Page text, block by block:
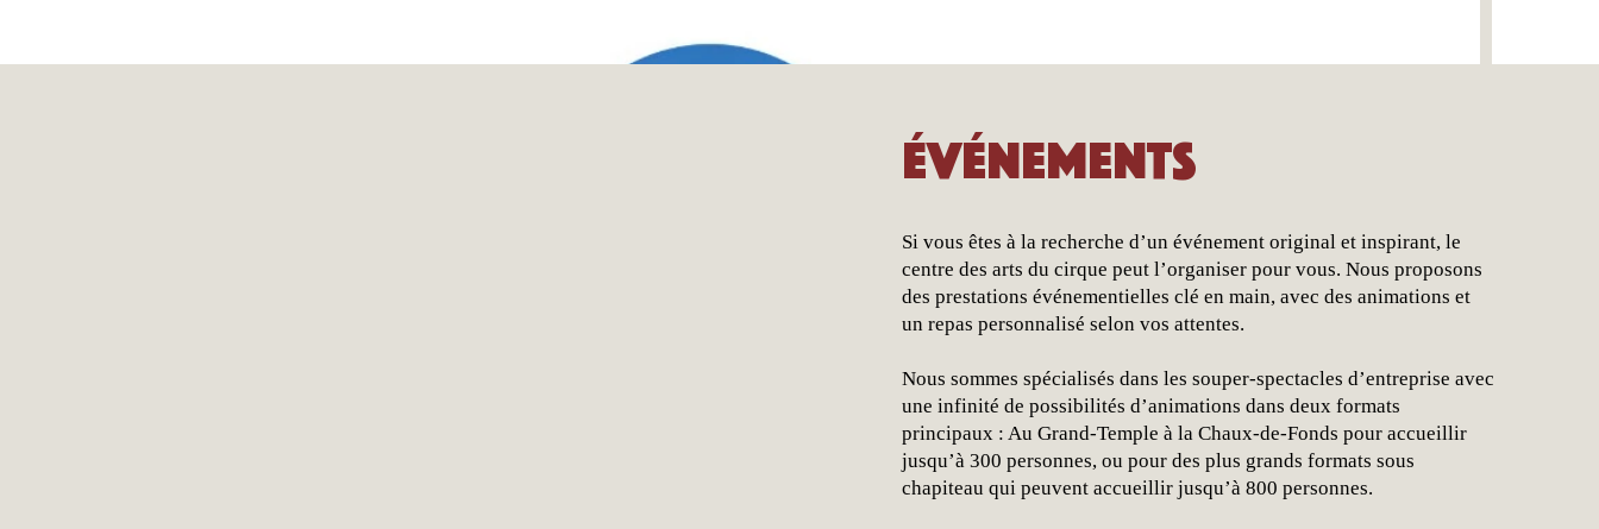
Événements
Si vous êtes à la recherche d’un événement original et inspirant, le
centre des arts du cirque peut l’organiser pour vous. Nous proposons
des prestations événementielles clé en main, avec des animations et
un repas personnalisé selon vos attentes.
Nous sommes spécialisés dans les souper-spectacles d’entreprise avec
une infinité de possibilités d’animations dans deux formats
principaux : Au Grand-Temple à la Chaux-de-Fonds pour accueillir
jusqu’à 300 personnes, ou pour des plus grands formats sous
chapiteau qui peuvent accueillir jusqu’à 800 personnes.